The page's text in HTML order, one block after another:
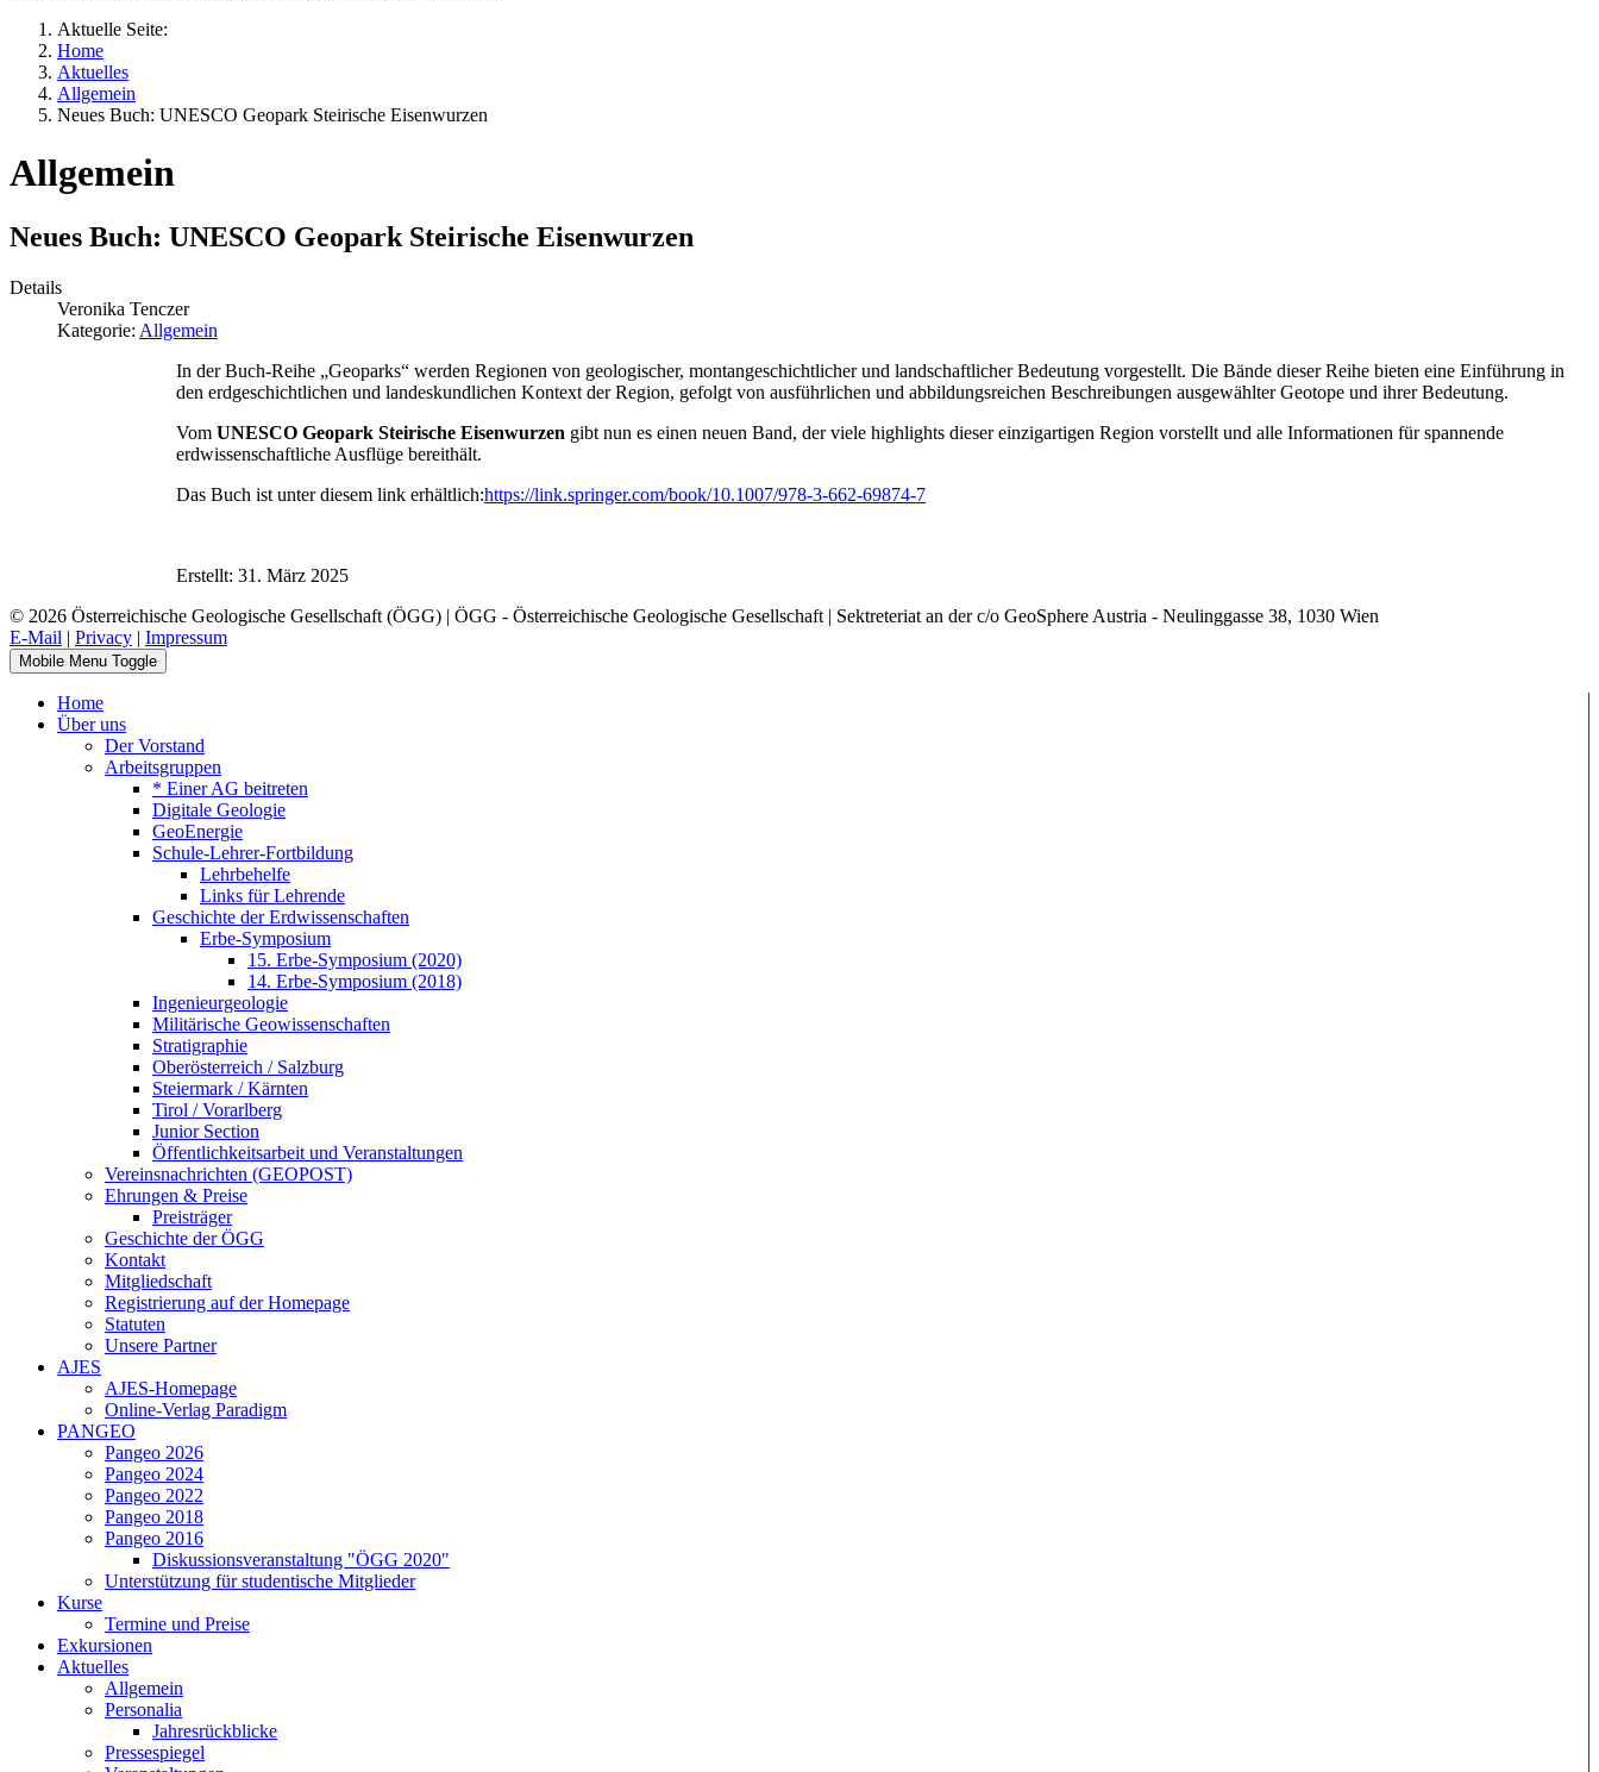
Aktuelle Seite:
Home
Aktuelles
Allgemein
Neues Buch: UNESCO Geopark Steirische Eisenwurzen
Allgemein
Neues Buch: UNESCO Geopark Steirische Eisenwurzen
Details
Veronika Tenczer
Kategorie: Allgemein
In der Buch-Reihe „Geoparks“ werden Regionen von geologischer, montangeschichtlicher und landschaftlicher Bedeutung vorgestellt. Die Bände dieser Reihe bieten eine Einführung in
den erdgeschichtlichen und landeskundlichen Kontext der Region, gefolgt von ausführlichen und abbildungsreichen Beschreibungen ausgewählter Geotope und ihrer Bedeutung.
Vom UNESCO Geopark Steirische Eisenwurzen gibt nun es einen neuen Band, der viele highlights dieser einzigartigen Region vorstellt und alle Informationen für spannende
erdwissenschaftliche Ausflüge bereithält.
Das Buch ist unter diesem link erhältlich:https://link.springer.com/book/10.1007/978-3-662-69874-7
Erstellt: 31. März 2025
© 2026 Österreichische Geologische Gesellschaft (ÖGG) | ÖGG - Österreichische Geologische Gesellschaft | Sektreteriat an der c/o GeoSphere Austria - Neulinggasse 38, 1030 Wien
E-Mail | Privacy | Impressum
Mobile Menu Toggle
Home
Über uns
Der Vorstand
Arbeitsgruppen
* Einer AG beitreten
Digitale Geologie
GeoEnergie
Schule-Lehrer-Fortbildung
Lehrbehelfe
Links für Lehrende
Geschichte der Erdwissenschaften
Erbe-Symposium
15. Erbe-Symposium (2020)
14. Erbe-Symposium (2018)
Ingenieurgeologie
Militärische Geowissenschaften
Stratigraphie
Oberösterreich / Salzburg
Steiermark / Kärnten
Tirol / Vorarlberg
Junior Section
Öffentlichkeitsarbeit und Veranstaltungen
Vereinsnachrichten (GEOPOST)
Ehrungen & Preise
Preisträger
Geschichte der ÖGG
Kontakt
Mitgliedschaft
Registrierung auf der Homepage
Statuten
Unsere Partner
AJES
AJES-Homepage
Online-Verlag Paradigm
PANGEO
Pangeo 2026
Pangeo 2024
Pangeo 2022
Pangeo 2018
Pangeo 2016
Diskussionsveranstaltung "ÖGG 2020"
Unterstützung für studentische Mitglieder
Kurse
Termine und Preise
Exkursionen
Aktuelles
Allgemein
Personalia
Jahresrückblicke
Pressespiegel